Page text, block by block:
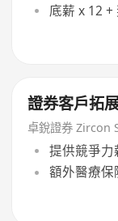
底薪 x 12 +
證券客戶拓
卓銳證券 Zircon
提供競爭
額外醫療保